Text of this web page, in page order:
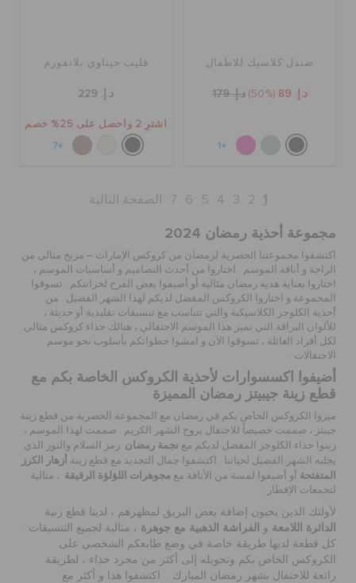
صندل كلاسيك للاطفال
د.إ. 89 (50%) د.إ. 179
+1
فليب جيتاوي بلاتفورم
د.إ. 229
اشترِ 2 واحصل على 25% خصم
+7
1
2
3
4
5
6
7 الصفحة التالية
مجموعة أحذية رمضان 2024
اكتشفوا مجموعتنا الحصرية لرمضان من كروكس الإمارات – مزيج مثالي من
الراحة و أناقة الموسم .
اختاروا من أحدث التصاميم و أساسيات الموسم ،
اختاروا بعناية هدية رمضان مثالية أو أضيفوا بعض الفرح لخزانتكم . تسوقوا
المجموعة و اختاروا الكروكس المفضل لديكم لهذا الشهر الفضيل . من
أحذية الكلوجز الكلاسيكية والتي تتناسب مع تنسيقات تقليدية أو حديثة ،
للألوان البراقة التي تميز هذا الموسم الاحتفالي ، هنالك حذاء كروكس مثالي
لكل أفراد العائلة ، تسوقوا الآن و امشوا خطواتكم بأسلوب نحو موسم
الاحتفالات .
أضيفوا اكسسوارات لأحذية الكروكس الخاصة بكم مع
قطع زينة جيبيتز رمضان المميزة
ميزوا الكروكس الخاص بكم في رمضان مع المجموعة الحصرية من قطع زينة
جيبتز ، صممت خصيصاً للاحتفال بروح الشهر الكريم . صممت لهذا الموسم ،
زينوا حذاء
الكلوجز المفضل لديكم مع نجمة رمضان
رمز السلام والنور الذي
يجلبه الشهر الفضيل لحياتنا . اكتشفوا جمال التجديد مع قطع زينة
أزهار الكرز
المتفتحة
أو أضيفوا لمسة من الأناقة مع مجوهرات اللؤلؤة الرقيقة
، مثالية
لتجمعات الإفطار .
لأولئك الذين يحبون إضافة بعض البريق لمظهرهم ، لدينا قطع زنية
الدائرة اللامعة و الفراشة الذهبية مع جوهرة ، مثالية لجميع التنسيقات .
كل قطعة لديها طريقة خاصة في وضع طابعكم الشخصي على
الكروكس الخاص بكم وتحويله إلى أكثر من مجرد حذاء ، لطريقة
رائعة للاحتفال بشهر رمضان المبارك . اكتشفوا هذا و أكثر مع